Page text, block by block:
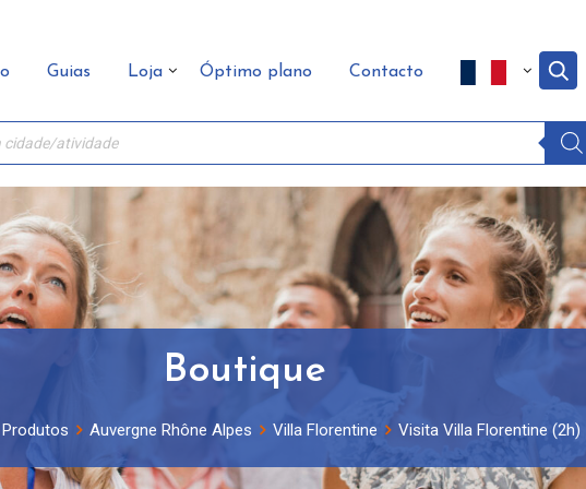
Guias Loja Óptimo plano Contacto
Boutique
Produtos Auvergne Rhône Alpes Villa Florentine Visita Villa Florentine (2h)